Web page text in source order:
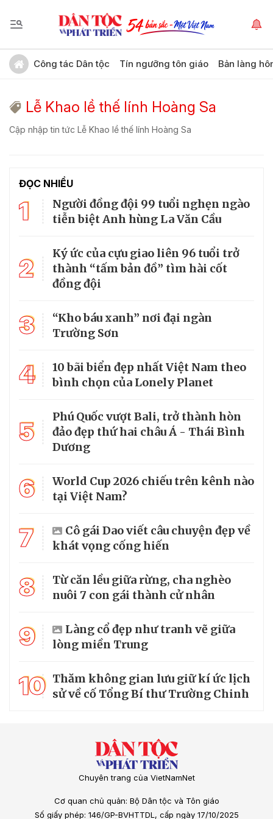
Công tác Dân tộc Tín ngưỡng tôn giáo Bản làng
Lễ Khao lề thế lính Hoàng Sa
Cập nhập tin tức Lễ Khao lề thế lính Hoàng Sa
ĐỌC NHIỀU
1
Người đồng đội 99 tuổi nghẹn ngào
tiễn biệt Anh hùng La Văn Cầu
2
Ký ức của cựu giao liên 96 tuổi trở
thành “tấm bản đồ” tìm hài cốt
đồng đội
3
“Kho báu xanh” nơi đại ngàn
Trường Sơn
4
10 bãi biển đẹp nhất Việt Nam theo
bình chọn của Lonely Planet
5
Phú Quốc vượt Bali, trở thành hòn
đảo đẹp thứ hai châu Á - Thái Bình
Dương
6
World Cup 2026 chiếu trên kênh nào
tại Việt Nam?
7
Cô gái Dao viết câu chuyện đẹp về
khát vọng cống hiến
8
Từ căn lều giữa rừng, cha nghèo
nuôi 7 con gái thành cử nhân
9
Làng cổ đẹp như tranh vẽ giữa
lòng miền Trung
10 Thăm không gian lưu giữ kí ức lịch
sử về cố Tổng Bí thư Trường Chinh
Chuyên trang của VietNamNet
Cơ quan chủ quản: Bộ Dân tộc và Tôn giáo
Số giấy phép: 146/GP-BVHTTDL, cấp ngày 17/10/2025